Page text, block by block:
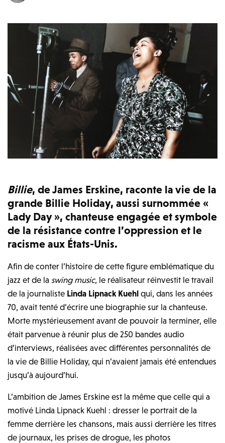
Billie, de James Erskine, raconte la vie de la
grande Billie Holiday, aussi surnommée «
Lady Day », chanteuse engagée et symbole
de la résistance contre l’oppression et le
racisme aux États-Unis.
Afin de conter l’histoire de cette figure emblématique du
jazz et de la swing music, le réalisateur réinvestit le travail
de la journaliste Linda Lipnack Kuehlqui, dans les années
70, avait tenté d’écrire une biographie sur la chanteuse.
Morte mystérieusement avant de pouvoir la terminer, elle
était parvenue à réunir plus de 250 bandes audio
d’interviews, réalisées avec différentes personnalités de
la vie de Billie Holiday, qui n’avaient jamais été entendues
jusqu’à aujourd’hui.
L’ambition de James Erskine est la même que celle qui a
motivé Linda Lipnack Kuehl : dresser le portrait de la
femme derrière les chansons, mais aussi derrière les titres
de journaux, les prises de drogue, les photos